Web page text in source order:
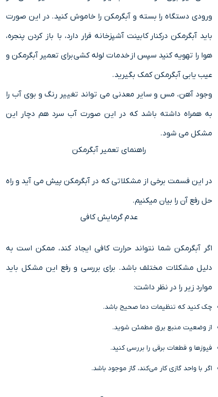
ورودی دستگاه را بسته و آبگرمکن را خاموش کنید. در این صورت
باید آبگرمکن درکنار کابینت آشپزخانه قرار دارد، با باز کردن پنجره،
هوا را تهویه کنید سپس از خدمات لوله کشی برای تعمیر آبگرمکن و
عیب یابی آبگرمکن کمک بگیرید.
وجود آهن، مس و سایر معدنی می تواند تغییر رنگ و بوی آب را
به همراه داشته باشد که در این صورت آب سرد هم دچار این
مشکل می شود.
راهنمای تعمیر آبگرمکن
در این قسمت برخی از مشکلاتی که در آبگرمکن پیش می آید و راه
حل رفع آن را بیان میکنیم.
عدم گرمایش کافی
اگر آبگرمکن شما نتواند حرارت کافی ایجاد کند، ممکن است به
دلیل مشکلات مختلف باشد. برای بررسی و رفع این مشکل باید
موارد زیر را در نظر داشت:
چک کنید که تنظیمات دما صحیح باشد.
از وضعیت منبع برق مطمئن شوید.
فیوزها و قطعات برقی را بررسی کنید.
اگر با واحد گازی کار می‌کند، گاز موجود باشد.